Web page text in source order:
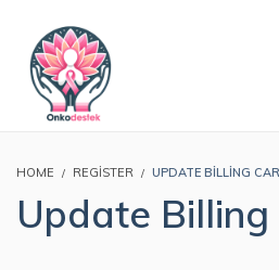
HOME REGISTER UPDATE BILLING
Update Billing